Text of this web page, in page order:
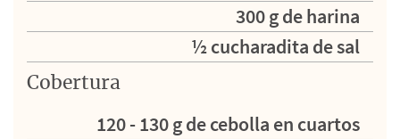
300 g de harina
½ cucharadita de sal
Cobertura
120 - 130 g de cebolla en cuartos